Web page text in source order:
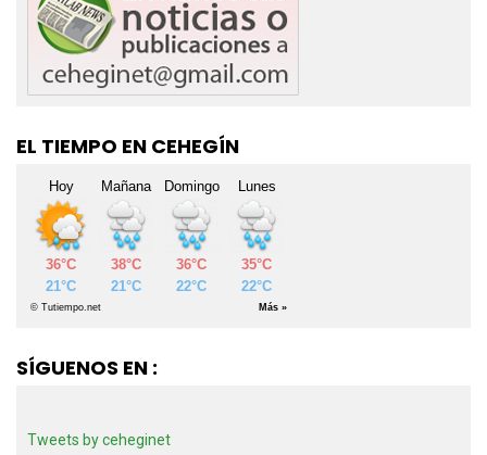
EL TIEMPO EN CEHEGÍN
SÍGUENOS EN :
Tweets by ceheginet